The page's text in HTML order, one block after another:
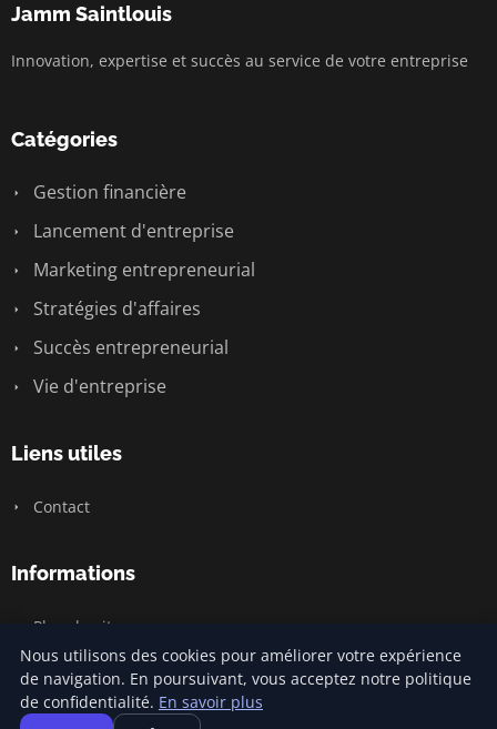
Jamm Saintlouis
Innovation, expertise et succès au service de votre entreprise
Catégories
Gestion financière
Lancement d'entreprise
Marketing entrepreneurial
Stratégies d'affaires
Succès entrepreneurial
Vie d'entreprise
Liens utiles
Contact
Informations
Plan du site
© 2026 Jamm Saintlouis. Tous droits réservés.
Nous utilisons des cookies pour améliorer votre expérience
de navigation. En poursuivant, vous acceptez notre politique
de confidentialité. En savoir plus